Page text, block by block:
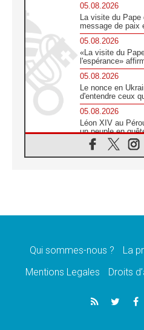
05.08.2026
La visite du Pape
message de paix
05.08.2026
«La visite du
l'espérance»
05.08.2026
Le nonce en
d'entendre ceux
05.08.2026
Léon XIV au
un peuple en
05.08.2026
SCEAM: L'Église
en Argentine et
Audience
d'espérance
04.08.2026
Léon XIV invite
Qui sommes-nous ? La
Mentions Legales
Droits